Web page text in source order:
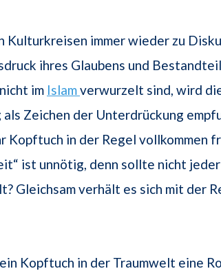
immer wieder zu
ihres Glaubens und
im Islamverwurzelt sind, wird
Zeichen der Unterdrückung
Kopftuch in der Regel vollkommen
ist unnötig, denn sollte nicht
Gleichsam verhält es sich mit der
Kopftuch in der Traumwelt eine